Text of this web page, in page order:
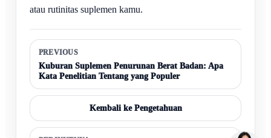
atau rutinitas suplemen kamu.
PREVIOUS
Kuburan Suplemen Penurunan Berat Badan: Apa
Kata Penelitian Tentang yang Populer
Kembali ke Pengetahuan